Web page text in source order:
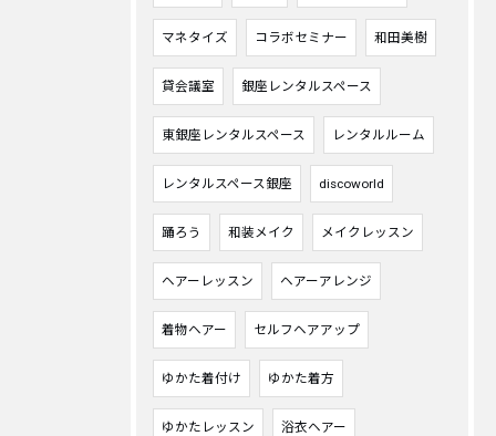
マネタイズ コラボセミナー 和田美樹
貸会議室 銀座レンタルスペース
東銀座レンタルスペース レンタルルーム
レンタルスペース銀座 discoworld
踊ろう 和装メイク メイクレッスン
ヘアーレッスン ヘアーアレンジ
着物ヘアー セルフヘアアップ
ゆかた着付け ゆかた着方
ゆかたレッスン 浴衣ヘアー